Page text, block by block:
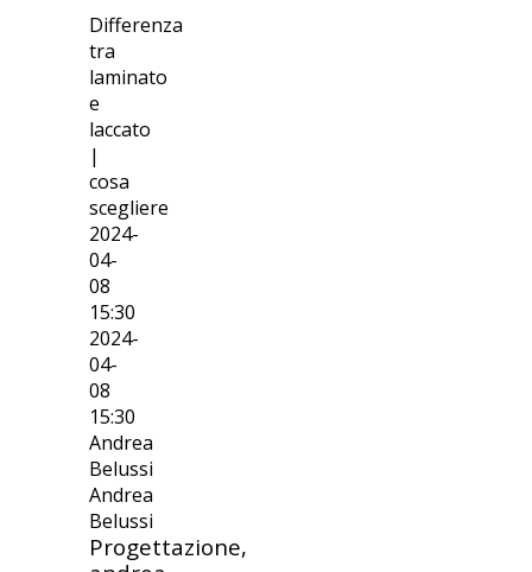
Differenza
tra
laminato
e
laccato
|
cosa
scegliere
2024-
04-
08
15:30
2024-
04-
08
15:30
Andrea
Belussi
Andrea
Belussi
Progettazione,